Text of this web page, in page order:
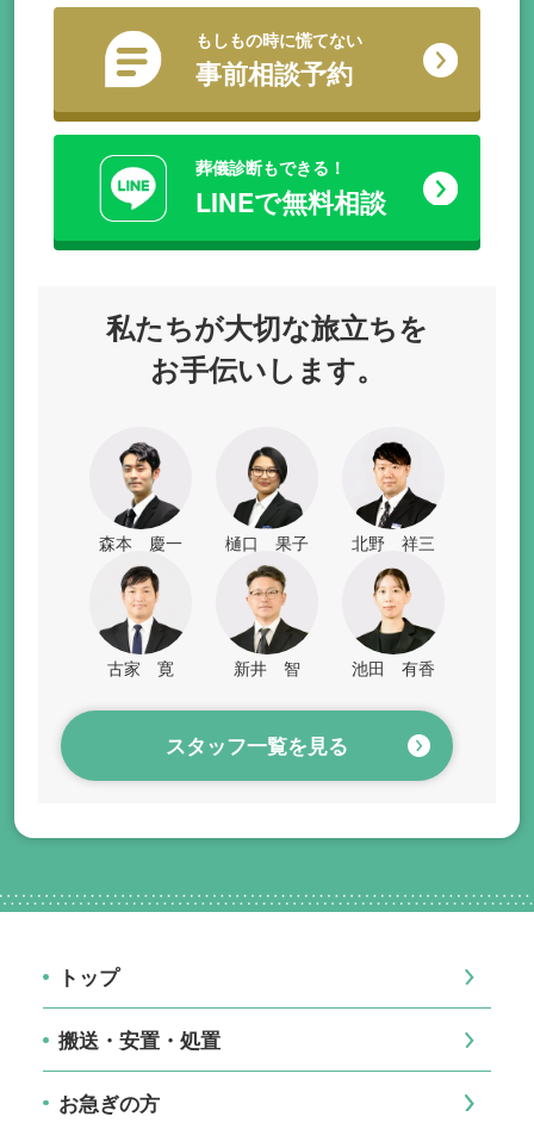
もしもの時に慌てない
事前相談予約
葬儀診断もできる！
LINEで無料相談
私たちが大切な旅立ちを
お手伝いします。
森本 慶一 樋口 果子 北野 祥三
古家 寛 新井 智 池田 有香
スタッフ一覧を見る
トップ
搬送・安置・処置
お急ぎの方